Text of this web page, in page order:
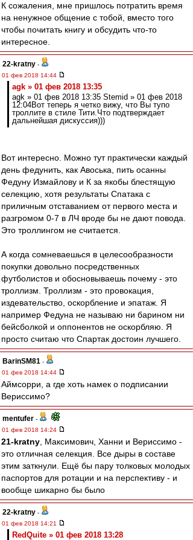
К сожаления, мне пришлось потратить время
на ненужное общение с тобой, вместо того
чтобы почитать книгу и обсудить что-то
интересное.
22-kratny -
01 фев 2018 14:44
agk » 01 фев 2018 13:35
agk » 01 фев 2018 13:35 Stemid » 01 фев 2018
12:04Вот теперь я четко вижу, что Вы тупо
троллите в стиле Тити.Что подтверждает
дальнейшая дискуссия)))
Вот интересно. Можно тут практически каждый
день федунить, как Авоська, пить осанны
Федуну Измайлову и К за якобы блестящую
селекцию, хотя результаты Спатака с
приличным отставанием от первого места и
разгромом 0-7 в ЛЧ вроде бы не дают повода.
Это троллингом не считается.
А когда сомневаешься в целесообразности
покупки довольно посредственных
футболистов и обосновываешь почему - это
троллизм. Троллизм - это провокация,
издевательство, оскорбление и эпатаж. Я
например Федуна не называю ни барином ни
бейсболкой и оппонентов не оскорбляю. Я
просто считаю что Спартак достоин лучшего.
BarinSM81 -
01 фев 2018 14:44
Аймсорри, а где хоть намек о подписании
Вериссимо?
mentufer -
01 фев 2018 14:24
21-kratny , Максимович, Ханни и Вериссимо -
это отличная селекция. Все дыры в составе
этим заткнули. Ещё бы пару толковых молодых
паспортов для ротации и на перспективу - и
вообще шикарно бы было
22-kratny -
01 фев 2018 14:21
RedQuite » 01 фев 2018 13:28